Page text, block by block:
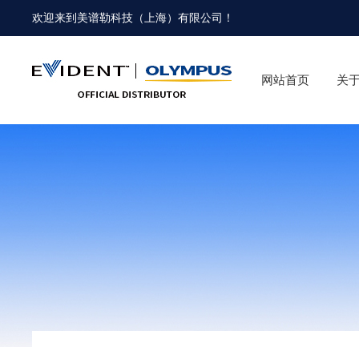
欢迎来到 美谱勒科技（上海）有限公司 ！
网站首页 关